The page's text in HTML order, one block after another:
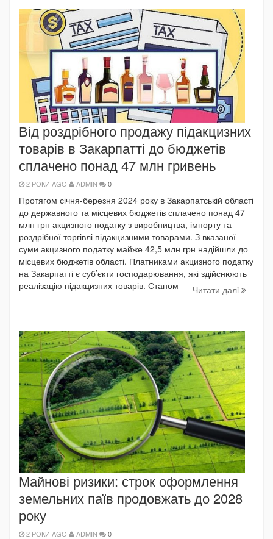
Від роздрібного продажу підакцизних
товарів в Закарпатті до бюджетів
сплачено понад 47 млн гривень
2 РОКИ AGO ADMIN 0
Протягом січня-березня 2024 року в Закарпатській області
до державного та місцевих бюджетів сплачено понад 47
млн грн акцизного податку з виробництва, імпорту та
роздрібної торгівлі підакцизними товарами. З вказаної
суми акцизного податку майже 42,5 млн грн надійшли до
місцевих бюджетів області. Платниками акцизного податку
на Закарпатті є суб’єкти господарювання, які здійснюють
реалізацію підакцизних товарів. Станом
Читати далi
Майнові ризики: строк оформлення
земельних паїв продовжать до 2028
року
2 РОКИ AGO ADMIN 0